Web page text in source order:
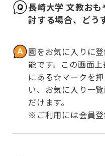
長崎大学 文教お
討する場合、どう
園をお気に入りに
能です。この画面
にある☆マークを
い、お気に入り一
だけます。
※ご利用には会員